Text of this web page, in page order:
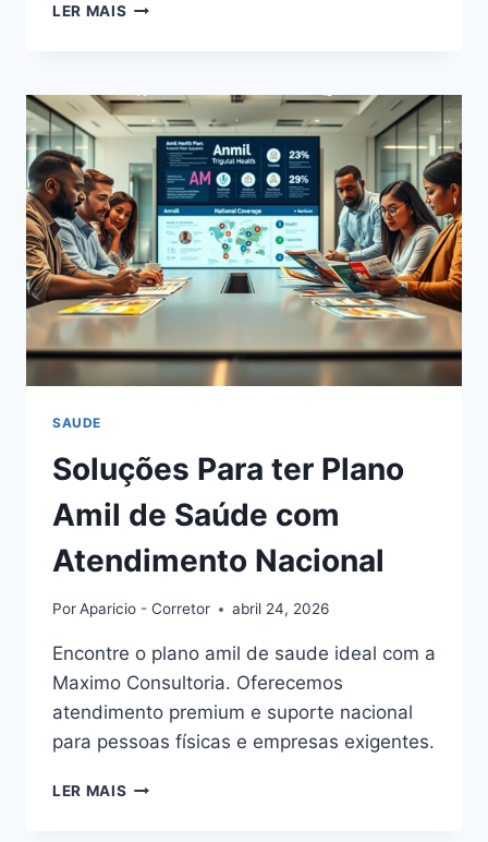
LER MAIS CONHEÇA
SAIBA
SE
PLANO
AMIL
É
BOM
SAUDE
Soluções Para ter Plano
Amil de Saúde com
Atendimento Nacional
PorAparicio - Corretor abril 24, 2026
Encontre o plano amil de saude ideal com a
Maximo Consultoria. Oferecemos
atendimento premium e suporte nacional
para pessoas físicas e empresas exigentes.
LER MAIS SOLUÇÕES